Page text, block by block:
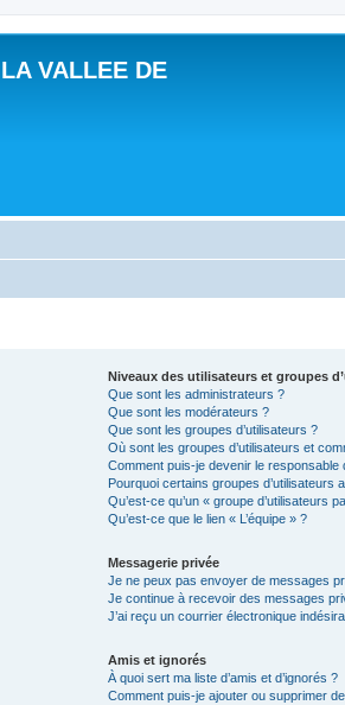
VALLEE DE
Niveaux des utilisateurs et groupes
Que sont les administrateurs ?
Que sont les modérateurs ?
Que sont les groupes d’utilisateurs ?
Où sont les groupes d’utilisateurs et
Comment puis-je devenir le responsable
Pourquoi certains groupes d’utilisateurs
Qu’est-ce qu’un « groupe d’utilisateurs
Qu’est-ce que le lien « L’équipe » ?
Messagerie privée
Je ne peux pas envoyer de messages
Je continue à recevoir des messages
J’ai reçu un courrier électronique
Amis et ignorés
À quoi sert ma liste d’amis et d’ignorés ?
Comment puis-je ajouter ou supprimer